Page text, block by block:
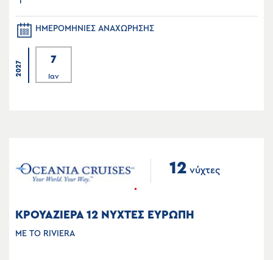
ΗΜΕΡΟΜΗΝΙΕΣ ΑΝΑΧΩΡΗΣΗΣ
2027
7
Ιαν
12 νύχτες
ΚΡΟΥΑΖΙΕΡΑ 12 ΝΥΧΤΕΣ ΕΥΡΩΠΗ
ΜΕ ΤΟ RIVIERA